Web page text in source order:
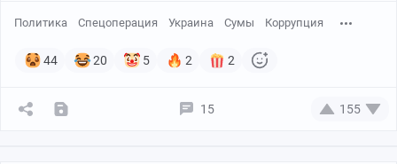
Политика Спецоперация Украина Сумы Коррупция
44 20 5 2 2
15 155